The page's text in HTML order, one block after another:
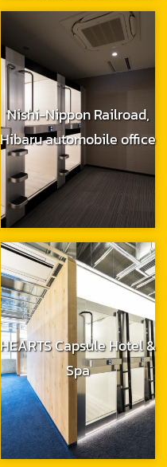
Nishi-Nippon Railroad,
Hibaru automobile office
HEARTS Capsule Hotel &
Spa